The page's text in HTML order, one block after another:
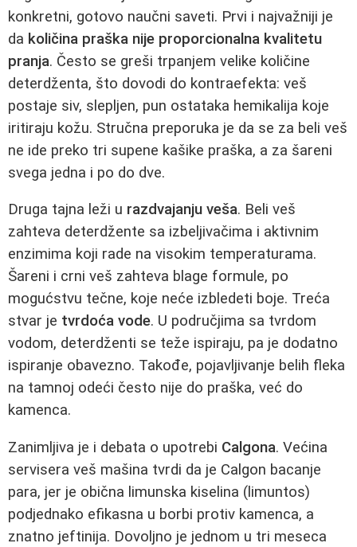
konkretni, gotovo naučni saveti. Prvi i najvažniji je
da količina praška nije proporcionalna kvalitetu
pranja. Često se greši trpanjem velike količine
deterdženta, što dovodi do kontraefekta: veš
postaje siv, slepljen, pun ostataka hemikalija koje
iritiraju kožu. Stručna preporuka je da se za beli veš
ne ide preko tri supene kašike praška, a za šareni
svega jedna i po do dve.
Druga tajna leži u razdvajanju veša. Beli veš
zahteva deterdžente sa izbeljivačima i aktivnim
enzimima koji rade na visokim temperaturama.
Šareni i crni veš zahteva blage formule, po
mogućstvu tečne, koje neće izbledeti boje. Treća
stvar je tvrdoća vode. U područjima sa tvrdom
vodom, deterdženti se teže ispiraju, pa je dodatno
ispiranje obavezno. Takođe, pojavljivanje belih fleka
na tamnoj odeći često nije do praška, već do
kamenca.
Zanimljiva je i debata o upotrebi Calgona. Većina
servisera veš mašina tvrdi da je Calgon bacanje
para, jer je obična limunska kiselina (limuntos)
podjednako efikasna u borbi protiv kamenca, a
znatno jeftinija. Dovoljno je jednom u tri meseca